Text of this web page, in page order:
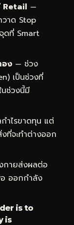
Retail —
าด Stop
ดที่ Smart
อง — ช่วง
เป็นช่วงที่
ช่วงนี้มี
ำไรขาดทุน แต่
ที่จะทำต่างออก
กายส่งผลต่อ
ออกกำลัง
is to
is